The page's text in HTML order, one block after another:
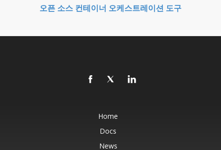
오픈 소스 컨테이너 오케스트레이션 도구
Home
Docs
News